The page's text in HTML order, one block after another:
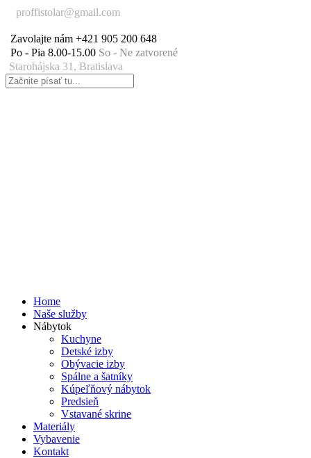
proffistolar@gmail.com
Zavolajte nám +421 905 200 648
Po - Pia 8.00-15.00 So - Ne zatvorené
Starohájska 31, Bratislava
Home
Naše služby
Nábytok
Kuchyne
Detské izby
Obývacie izby
Spálne a šatníky
Kúpeľňový nábytok
Predsieň
Vstavané skrine
Materiály
Vybavenie
Kontakt